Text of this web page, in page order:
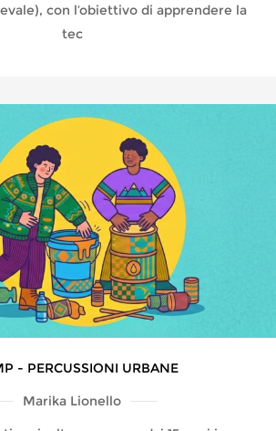
con l’obiettivo di apprendere la
tec
- PERCUSSIONI URBANE
Marika Lionello